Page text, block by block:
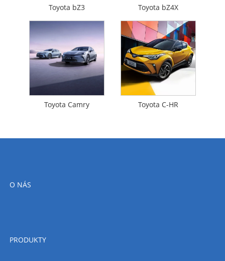
Toyota bZ3 Toyota bZ4X
Toyota Camry Toyota C-HR
O NÁS
PRODUKTY